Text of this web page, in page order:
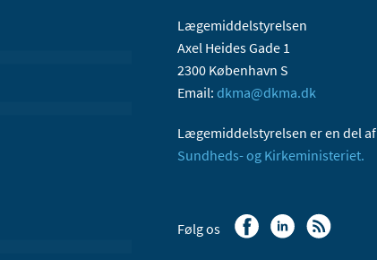
Lægemiddelstyrelsen
Axel Heides Gade 1
2300 København S
Email: dkma@dkma.dk
Lægemiddelstyrelsen er en del af
Sundheds- og Kirkeministeriet.
Følg os